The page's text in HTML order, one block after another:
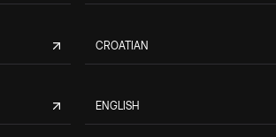
CROATIAN
ENGLISH